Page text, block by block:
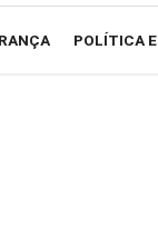
POLÍTICA